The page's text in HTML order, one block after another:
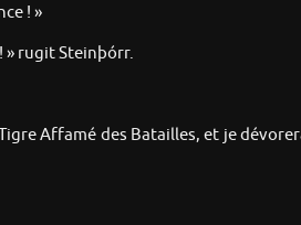
! »
» rugit Steinþórr.
Affamé des Batailles, et je